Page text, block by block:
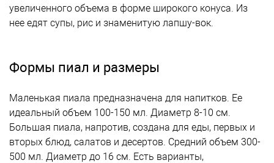
увеличенного объема в форме широкого конуса. Из
нее едят супы, рис и знаменитую лапшу-вок.
Формы пиал и размеры
Маленькая пиала предназначена для напитков. Ее
идеальный объем 100-150 мл. Диаметр 8-10 см.
Большая пиала, напротив, создана для еды, первых и
вторых блюд, салатов и десертов. Средний объем 300-
500 мл. Диаметр до 16 см. Есть варианты,